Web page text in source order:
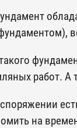
работ. А
на